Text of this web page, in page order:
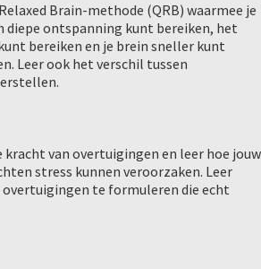
Brain-methode (QRB) waarmee je
diepe ontspanning kunt bereiken, het
bereiken en je brein sneller kunt
Leer ook het verschil tussen
kracht van overtuigingen en leer hoe jouw
stress kunnen veroorzaken. Leer
te formuleren die echt